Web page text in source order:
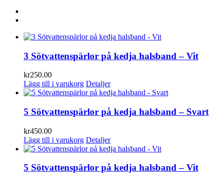
3 Sötvattenspärlor på kedja halsband – Vit
kr250.00
Lägg till i varukorg Detaljer
5 Sötvattenspärlor på kedja halsband – Svart
kr450.00
Lägg till i varukorg Detaljer
5 Sötvattenspärlor på kedja halsband – Vit